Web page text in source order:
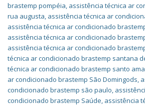
brastemp pompéia, assistência técnica ar
rua augusta, assistência técnica ar
assistência técnica ar condicionado
assistência técnica ar condicionado
assistência técnica ar condicionado
técnica ar condicionado brastemp santana
técnica ar condicionado brastemp santo
ar condicionado brastemp São Domingods,
condicionado brastemp são paulo,
condicionado brastemp Saúde, assistência